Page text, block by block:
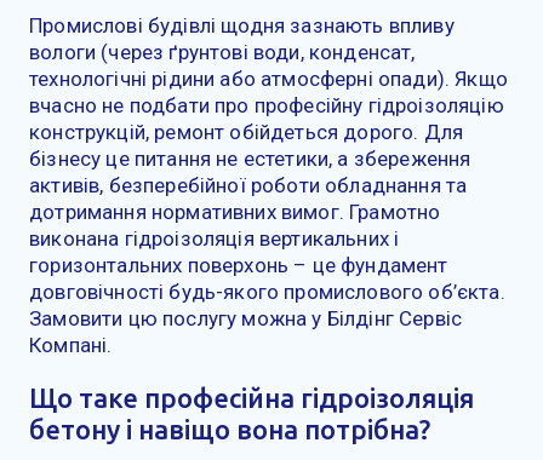
Промислові будівлі щодня зазнають впливу
вологи (через ґрунтові води, конденсат,
технологічні рідини або атмосферні опади). Якщо
вчасно не подбати про професійну гідроізоляцію
конструкцій, ремонт обійдеться дорого. Для
бізнесу це питання не естетики, а збереження
активів, безперебійної роботи обладнання та
дотримання нормативних вимог. Грамотно
виконана гідроізоляція вертикальних і
горизонтальних поверхонь – це фундамент
довговічності будь-якого промислового об’єкта.
Замовити цю послугу можна у Білдінг Сервіс
Компані.
Що таке професійна гідроізоляція
бетону і навіщо вона потрібна?